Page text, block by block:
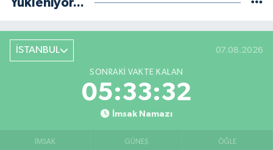
Yükleniyor...
İSTANBUL 07.08.2026
SONRAKI VAKTE KALAN
05:33:32
İmsak Namazı
İMSAK GÜNEŞ ÖĞLE